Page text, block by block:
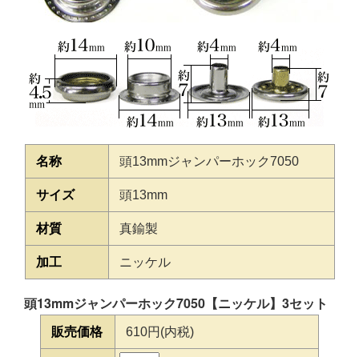
名称 頭13mmジャンパーホック7050
サイズ 頭13mm
材質 真鍮製
加工 ニッケル
頭13mmジャンパーホック7050【ニッケル】3セット
販売価格 610円(内税)